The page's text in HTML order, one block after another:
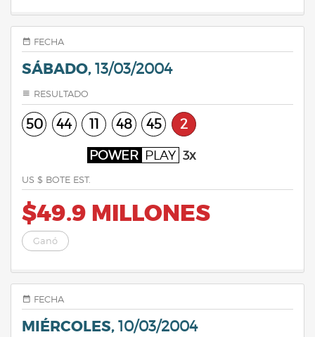
FECHA
SÁBADO, 13/03/2004
RESULTADO
50 44 11 48 45 2
POWER PLAY 3x
US $ BOTE EST.
$49.9 MILLONES
Ganó
FECHA
MIÉRCOLES, 10/03/2004